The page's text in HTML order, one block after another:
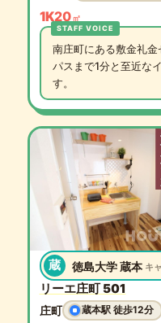
1K20㎡
南庄町にある敷金礼
パスまで1分と至近な
す。
蔵 徳島大学 蔵本 キ
リーエ庄町 501
庄町 蔵本駅 徒歩12分